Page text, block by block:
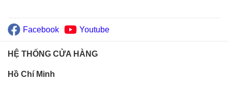
Facebook Youtube
HỆ THỐNG CỬA HÀNG
Hồ Chí Minh